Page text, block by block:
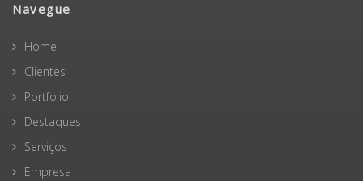
Navegue
Home
Clientes
Portfolio
Destaques
Serviços
Empresa